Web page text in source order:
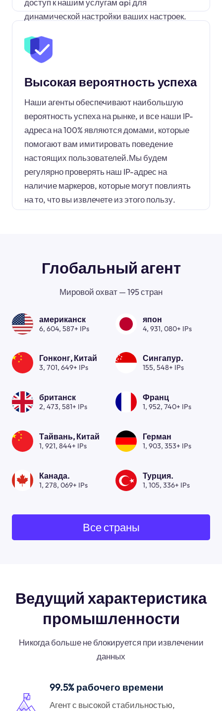
доступ к нашим услугам api для
динамической настройки ваших настроек.
Высокая вероятность успеха
Наши агенты обеспечивают наибольшую
вероятность успеха на рынке, и все наши IP-
адреса на 100% являются домами, которые
помогают вам имитировать поведение
настоящих пользователей.Мы будем
регулярно проверять наш IP-адрес на
наличие маркеров, которые могут повлиять
на то, что вы извлечете из этого пользу.
Глобальный агент
Мировой охват — 195 стран
американск
6, 604, 587+ IPs
япон
4, 931, 080+ IPs
Гонконг, Китай
3, 701, 649+ IPs
Сингапур.
155, 548+ IPs
британск
2, 473, 581+ IPs
Франц
1, 952, 740+ IPs
Тайвань, Китай
1, 921, 844+ IPs
Герман
1, 903, 353+ IPs
Канада.
1, 278, 069+ IPs
Турция.
1, 105, 336+ IPs
Все страны
Ведущий характеристика
промышленности
Никогда больше не блокируется при извлечении
данных
99.5% рабочего времени
Агент с высокой стабильностью,